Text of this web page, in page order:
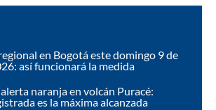
en Bogotá este domingo 9 de
así funcionará la medida
naranja en volcán Puracé:
es la máxima alcanzada